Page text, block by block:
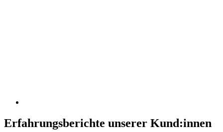
Erfahrungsberichte unserer Kund:innen